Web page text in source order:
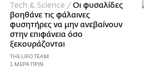
Τech & Science /Οι φυσαλίδες
βοηθάνε τις φάλαινες
φυσητήρες να μην ανεβαίνουν
στην επιφάνεια όσο
ξεκουράζονται
THE LIFO TEAM
1 ΜΕΡΑ ΠΡΙΝ